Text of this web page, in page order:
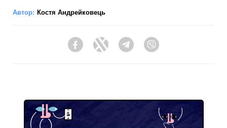
Автор: Костя Андрейковець
FacebookTwitter Telegram